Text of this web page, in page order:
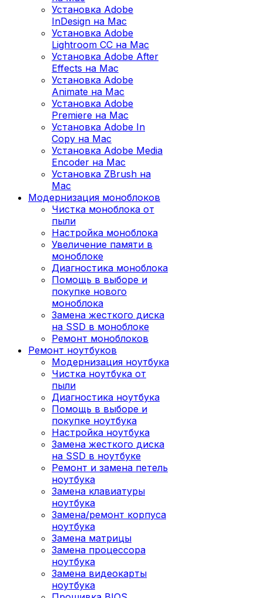
Установка Adobe
InDesign на Mac
Установка Adobe
Lightroom CC на Mac
Установка Adobe After
Effects на Mac
Установка Adobe
Animate на Mac
Установка Adobe
Premiere на Mac
Установка Adobe In
Copy на Mac
Установка Adobe Media
Encoder на Mac
Установка ZBrush на
Mac
Модернизация моноблоков
Чистка моноблока от
пыли
Настройка моноблока
Увеличение памяти в
моноблоке
Диагностика моноблока
Помощь в выборе и
покупке нового
моноблока
Замена жесткого диска
на SSD в моноблоке
Ремонт моноблоков
Ремонт ноутбуков
Модернизация ноутбука
Чистка ноутбука от
пыли
Диагностика ноутбука
Помощь в выборе и
покупке ноутбука
Настройка ноутбука
Замена жесткого диска
на SSD в ноутбуке
Ремонт и замена петель
ноутбука
Замена клавиатуры
ноутбука
Замена/ремонт корпуса
ноутбука
Замена матрицы
Замена процессора
ноутбука
Замена видеокарты
ноутбука